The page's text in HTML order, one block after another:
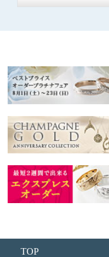
TOP